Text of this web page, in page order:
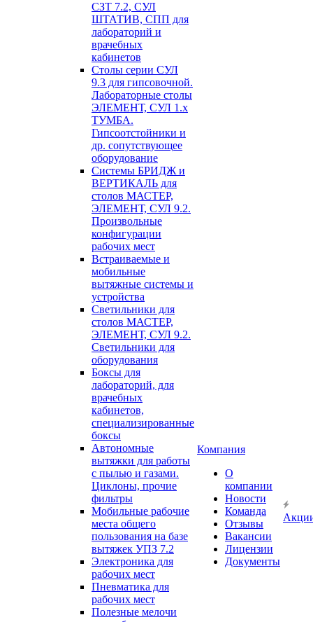
СЗТ 7.2, СУЛ
ШТАТИВ, СПП для
лабораторий и
врачебных
кабинетов
Столы серии СУЛ
9.3 для гипсовочной.
Лабораторные столы
ЭЛЕМЕНТ, СУЛ 1.х
ТУМБА.
Гипсоотстойники и
др. сопутствующее
оборудование
Системы БРИДЖ и
ВЕРТИКАЛЬ для
столов МАСТЕР,
ЭЛЕМЕНТ, СУЛ 9.2.
Произвольные
конфигурации
рабочих мест
Встраиваемые и
мобильные
вытяжные системы и
устройства
Светильники для
столов МАСТЕР,
ЭЛЕМЕНТ, СУЛ 9.2.
Светильники для
оборудования
Боксы для
лабораторий, для
врачебных
кабинетов,
специализированные
боксы
Автономные
вытяжки для работы
с пылью и газами.
Циклоны, прочие
фильтры
Мобильные рабочие
места общего
пользования на базе
вытяжек УПЗ 7.2
Электроника для
рабочих мест
Пневматика для
рабочих мест
Полезные мелочи
Компания
О
компании
Новости
Команда
Отзывы
Вакансии
Лицензии
Документы